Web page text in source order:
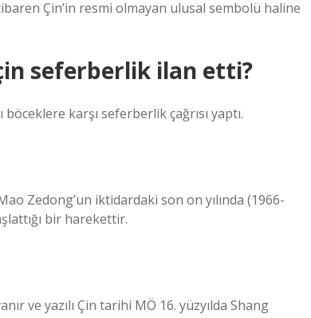
Çin’in resmi olmayan ulusal sembolü haline
seferberlik ilan etti?
karşı seferberlik çağrısı yaptı.
Zedong’un iktidardaki son on yılında (1966-
bir harekettir.
ve yazılı Çin tarihi MÖ 16. yüzyılda Shang